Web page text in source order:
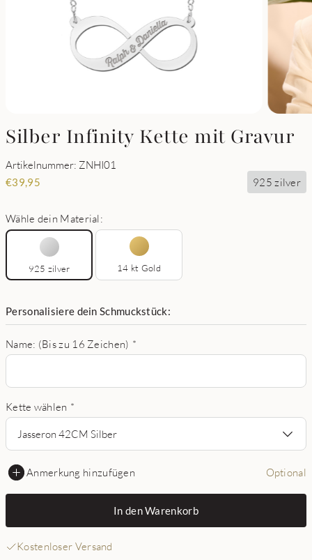
Silber Infinity Kette mit Gravur
Artikelnummer: ZNHI01
€39,95 925 zilver
Wähle dein Material:
925 zilver 14 kt Gold
Personalisiere dein Schmuckstück:
Name: (Bis zu 16 Zeichen) *
Kette wählen *
Jasseron 42CM Silber
Anmerkung hinzufügen Optional
In den Warenkorb
Kostenloser Versand